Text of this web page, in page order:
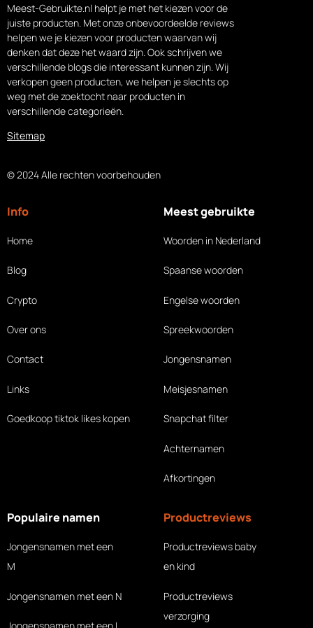
Meest-Gebruikte.nl helpt je met het kiezen voor de
juiste producten. Met onze onbevoordeelde reviews
helpen we je kiezen voor producten waarvan wij
denken dat deze het waard zijn. Ook schrijven we
verschillende blogs die interessant kunnen zijn. Wij
verkopen geen producten, we helpen je slechts op
weg met de zoektocht naar producten in
verschillende categorieën.
Sitemap
© 2024 Alle rechten voorbehouden
Info
Home
Blog
Crypto
Over ons
Contact
Links
Goedkoop tiktok likes kopen
Meest gebruikte
Woorden in Nederland
Spaanse woorden
Engelse woorden
Spreekwoorden
Jongensnamen
Meisjesnamen
Snapchat filter
Achternamen
Afkortingen
Populaire namen
Jongensnamen met een
M
Jongensnamen met een N
Productreviews
Productreviews baby
en kind
Productreviews
verzorging